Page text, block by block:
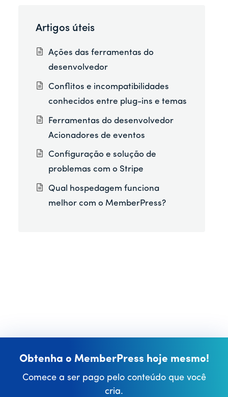
Artigos úteis
Ações das ferramentas do
desenvolvedor
Conflitos e incompatibilidades
conhecidos entre plug-ins e temas
Ferramentas do desenvolvedor
Acionadores de eventos
Configuração e solução de
problemas com o Stripe
Qual hospedagem funciona
melhor com o MemberPress?
Obtenha o MemberPress hoje mesmo!
Comece a ser pago pelo conteúdo que você
cria.